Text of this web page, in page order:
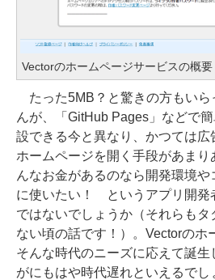
Vectorのホームページサービスの概要
たった5MB？と驚きの方もいら
んが、「GitHub Pages」などで
設できる今と異なり、かつては
ホームページを開く手段があま
んなお金があるのなら開発環境
に使いたい！ というアプリ開発
ではないでしょうか（それらも
ない頃の話です！）。Vectorのホ
そんな時代のニーズに応えて誕
がにもはや時代遅れといえるで